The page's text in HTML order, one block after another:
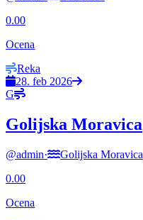
0.00
Ocena
Reka
28. feb 2026
G
Golijska Moravica
@admin·
Golijska Moravica
0.00
Ocena